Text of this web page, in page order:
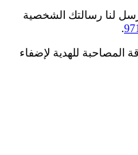
لنا رسالتك الشخصية
.
المصاحبة للهدية لإضفاء